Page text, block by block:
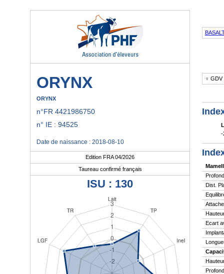
ORYNX
ORYNX
n°FR 4421986750
n° IE : 94525
Date de naissance : 2018-08-10
Edition FRA 04/2026
Taureau confirmé français
ISU : 130
♀ GDV
-
Dist.
Ecart